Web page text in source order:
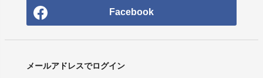
Facebook
メールアドレスでログイン